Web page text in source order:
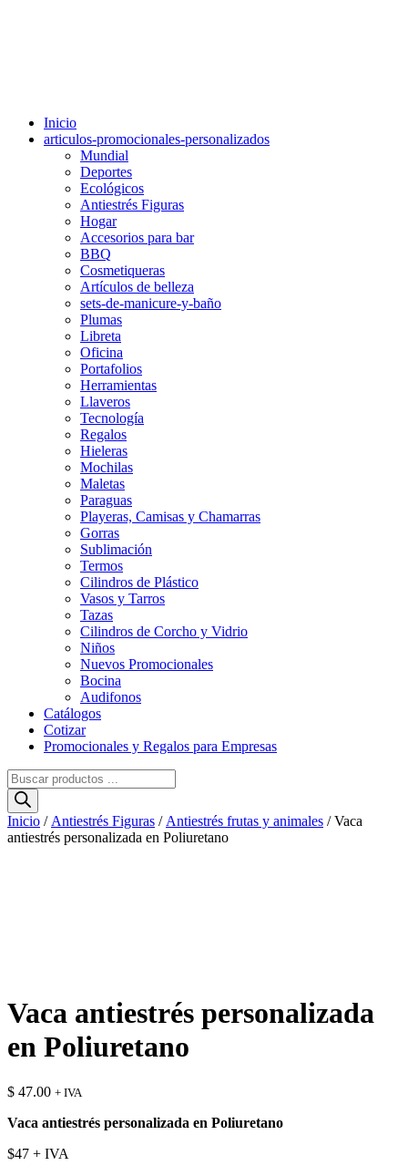
Inicio
articulos-promocionales-personalizados
Mundial
Deportes
Ecológicos
Antiestrés Figuras
Hogar
Accesorios para bar
BBQ
Cosmetiqueras
Artículos de belleza
sets-de-manicure-y-baño
Plumas
Libreta
Oficina
Portafolios
Herramientas
Llaveros
Tecnología
Regalos
Hieleras
Mochilas
Maletas
Paraguas
Playeras, Camisas y Chamarras
Gorras
Sublimación
Termos
Cilindros de Plástico
Vasos y Tarros
Tazas
Cilindros de Corcho y Vidrio
Niños
Nuevos Promocionales
Bocina
Audifonos
Catálogos
Cotizar
Promocionales y Regalos para Empresas
Búsqueda
de
productos
Inicio / Antiestrés Figuras / Antiestrés frutas y animales / Vaca
antiestrés personalizada en Poliuretano
Vaca antiestrés personalizada
en Poliuretano
$ 47.00 + IVA
Vaca antiestrés personalizada en Poliuretano
$47 + IVA